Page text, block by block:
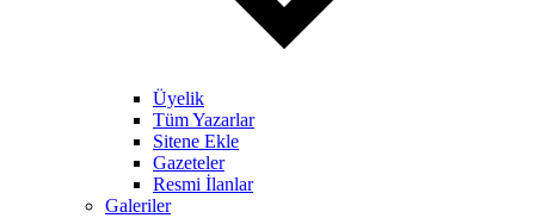
Üyelik
Tüm Yazarlar
Sitene Ekle
Gazeteler
Resmi İlanlar
Galeriler